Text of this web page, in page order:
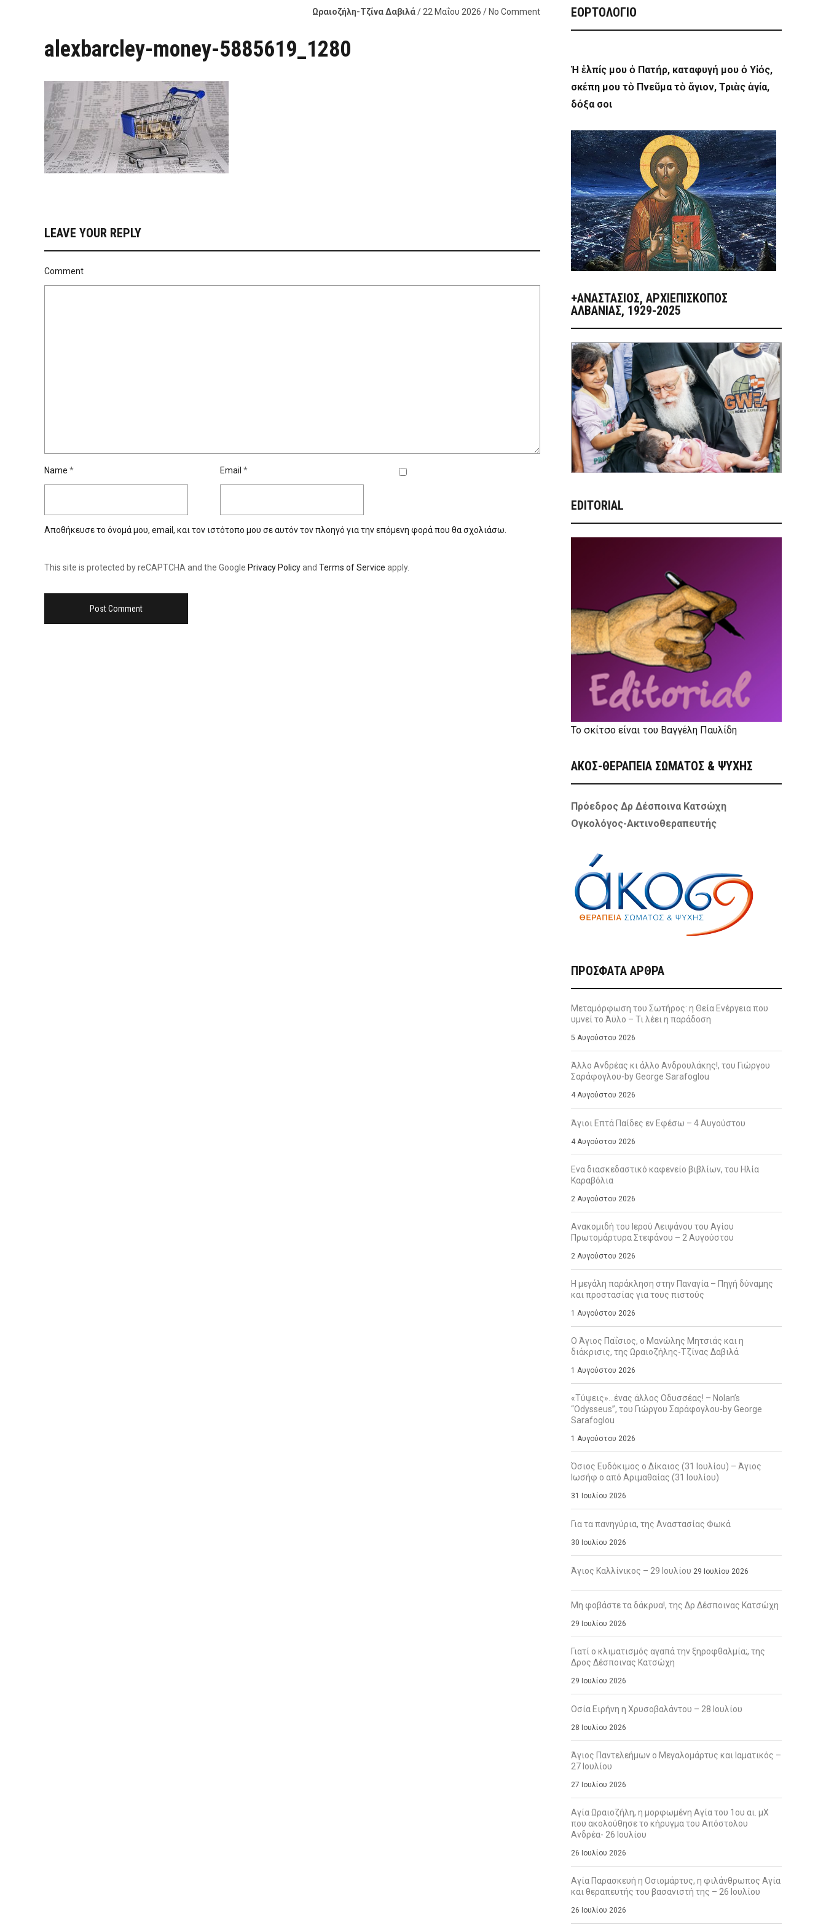
Ωραιοζήλη-Τζίνα Δαβιλά/ 22 Μαΐου 2026 / No Comment
alexbarcley-money-5885619_1280
LEAVE YOUR REPLY
Comment
Name * Email *
Αποθήκευσε το όνομά μου, email, και τον ιστότοπο μου σε αυτόν τον πλοηγό για την επόμενη φορά που θα σχολιάσω.
This site is protected by reCAPTCHA and the Google Privacy Policyand Terms of Service apply.
ΕΟΡΤΟΛΟΓΙΟ
Ἡ ἐλπίς μου ὁ Πατήρ, καταφυγή μου ὁ Υἱός,
σκέπη μου τὸ Πνεῦμα τὸ ἅγιον, Τριὰς ἁγία,
δόξα σοι
+ΑΝΑΣΤΆΣΙΟΣ, ΑΡΧΙΕΠΊΣΚΟΠΟΣ
ΑΛΒΑΝΊΑΣ, 1929-2025
EDITORIAL
Το σκίτσο είναι του Βαγγέλη Παυλίδη
ΑΚΟΣ-ΘΕΡΑΠΕΙΑ ΣΩΜΑΤΟΣ & ΨΥΧΗΣ
Πρόεδρος Δρ Δέσποινα Κατσώχη
Ογκολόγος-Ακτινοθεραπευτής
ΠΡΌΣΦΑΤΑ ΆΡΘΡΑ
Μεταμόρφωση του Σωτήρος: η Θεία Ενέργεια που
υμνεί το Άϋλο – Τι λέει η παράδοση
5 Αυγούστου 2026
Άλλο Ανδρέας κι άλλο Ανδρουλάκης!, του Γιώργου
Σαράφογλου-by George Sarafoglou
4 Αυγούστου 2026
Άγιοι Επτά Παίδες εν Εφέσω – 4 Αυγούστου
4 Αυγούστου 2026
Ενα διασκεδαστικό καφενείο βιβλίων, του Ηλία
Καραβόλια
2 Αυγούστου 2026
Ανακομιδή του Ιερού Λειψάνου του Αγίου
Πρωτομάρτυρα Στεφάνου – 2 Αυγούστου
2 Αυγούστου 2026
Η μεγάλη παράκληση στην Παναγία – Πηγή δύναμης
και προστασίας για τους πιστούς
1 Αυγούστου 2026
Ο Άγιος Παΐσιος, ο Μανώλης Μητσιάς και η
διάκρισις, της Ωραιοζήλης-Τζίνας Δαβιλά
1 Αυγούστου 2026
«Τύψεις»…ένας άλλος Οδυσσέας! – Nolan’s
“Odysseus”, του Γιώργου Σαράφογλου-by George
Sarafoglou
1 Αυγούστου 2026
Όσιος Ευδόκιμος ο Δίκαιος (31 Ιουλίου) – Άγιος
Ιωσήφ ο από Αριμαθαίας (31 Ιουλίου)
31 Ιουλίου 2026
Για τα πανηγύρια, της Αναστασίας Φωκά
30 Ιουλίου 2026
Άγιος Καλλίνικος – 29 Ιουλίου 29 Ιουλίου 2026
Μη φοβάστε τα δάκρυα!, της Δρ Δέσποινας Κατσώχη
29 Ιουλίου 2026
Γιατί ο κλιματισμός αγαπά την ξηροφθαλμία;, της
Δρος Δέσποινας Κατσώχη
29 Ιουλίου 2026
Οσία Ειρήνη η Χρυσοβαλάντου – 28 Ιουλίου
28 Ιουλίου 2026
Άγιος Παντελεήμων ο Μεγαλομάρτυς και Ιαματικός –
27 Ιουλίου
27 Ιουλίου 2026
Αγία Ωραιοζήλη, η μορφωμένη Αγία του 1ου αι. μΧ
που ακολούθησε το κήρυγμα του Απόστολου
Ανδρέα- 26 Ιουλίου
26 Ιουλίου 2026
Αγία Παρασκευή η Οσιομάρτυς, η φιλάνθρωπος Αγία
και θεραπευτής του βασανιστή της – 26 Ιουλίου
26 Ιουλίου 2026